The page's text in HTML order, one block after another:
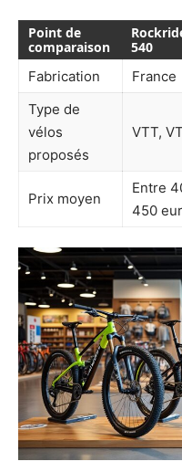
Point de
comparaison
540
Fabrication France
Type de
vélos
proposés
VTT,
Prix moyen
Entre
450